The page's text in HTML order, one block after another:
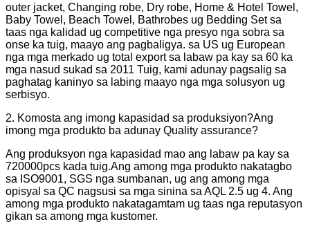
outer jacket, Changing robe, Dry robe, Home & Hotel Towel,
Baby Towel, Beach Towel, Bathrobes ug Bedding Set sa
taas nga kalidad ug competitive nga presyo nga sobra sa
onse ka tuig, maayo ang pagbaligya. sa US ug European
nga mga merkado ug total export sa labaw pa kay sa 60 ka
mga nasud sukad sa 2011 Tuig, kami adunay pagsalig sa
paghatag kaninyo sa labing maayo nga mga solusyon ug
serbisyo.
2. Komosta ang imong kapasidad sa produksiyon?Ang
imong mga produkto ba adunay Quality assurance?
Ang produksyon nga kapasidad mao ang labaw pa kay sa
720000pcs kada tuig.Ang among mga produkto nakatagbo
sa ISO9001, SGS nga sumbanan, ug ang among mga
opisyal sa QC nagsusi sa mga sinina sa AQL 2.5 ug 4. Ang
among mga produkto nakatagamtam ug taas nga reputasyon
gikan sa among mga kustomer.